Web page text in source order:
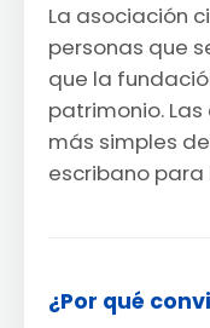
La asociación
personas que
que la
patrimonio.
más simples
escribano para
¿Por qué